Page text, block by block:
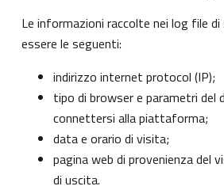
Le informazioni raccolte nei log file
essere le seguenti:
indirizzo internet protocol (IP);
tipo di browser e parametri
connettersi alla piattaforma;
data e orario di visita;
pagina web di provenienza del
di uscita.